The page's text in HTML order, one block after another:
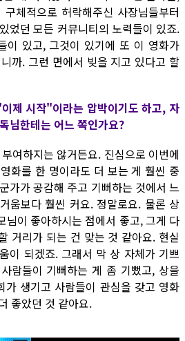
체적으로 허락해주신 사장님들부터
었던 모든 커뮤니티의 노력들이 있죠.
이 있고, 그것이 있기에 또 이 영화가
까. 그런 면에서 빚을 지고 있다고 할
제 시작"이라는 압박이기도 하고, 자
님한테는 어느 쪽인가요?
여하지는 않거든요. 진심으로 이번에
화를 한 명이라도 더 보는 게 훨씬 중
가가 공감해 주고 기뻐하는 것에서 느
움보다 훨씬 커요. 정말로요. 물론 상
님이 좋아하시는 점에서 좋고, 그게 다
거리가 되는 건 맞는 것 같아요. 현실
이 되겠죠. 그래서 막 상 자체가 기쁘
람들이 기뻐하는 게 좀 기뻤고, 상을
가 생기고 사람들이 관심을 갖고 영화
좋았던 것 같아요.